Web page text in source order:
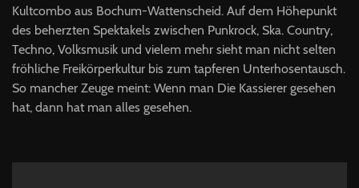
Kultcombo aus Bochum-Wattenscheid. Auf dem Höhepunkt
des beherzten Spektakels zwischen Punkrock, Ska. Country,
Techno, Volksmusik und vielem mehr sieht man nicht selten
fröhliche Freikörperkultur bis zum tapferen Unterhosentausch.
So mancher Zeuge meint: Wenn man Die Kassierer gesehen
hat, dann hat man alles gesehen.